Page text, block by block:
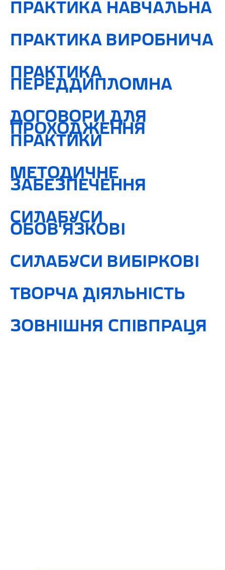
ПРАКТИКА НАВЧАЛЬНА
ПРАКТИКА ВИРОБНИЧА
ПРАКТИКА
ПЕРЕДДИПЛОМНА
ДОГОВОРИ ДЛЯ
ПРОХОДЖЕННЯ
ПРАКТИКИ
МЕТОДИЧНЕ
ЗАБЕЗПЕЧЕННЯ
СИЛАБУСИ
ОБОВ'ЯЗКОВІ
СИЛАБУСИ ВИБІРКОВІ
ТВОРЧА ДІЯЛЬНІСТЬ
ЗОВНІШНЯ СПІВПРАЦЯ